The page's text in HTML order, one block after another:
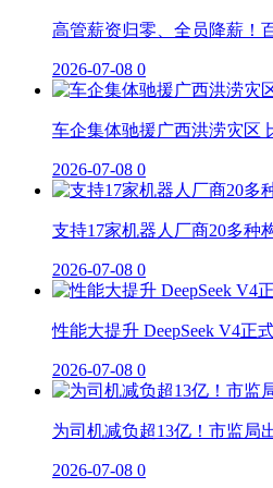
高管薪资归零、全员降薪！
2026-07-08 0
车企集体驰援广西洪涝灾区
2026-07-08 0
支持17家机器人厂商20多种
2026-07-08 0
性能大提升 DeepSeek V4正
2026-07-08 0
为司机减负超13亿！市监局
2026-07-08 0